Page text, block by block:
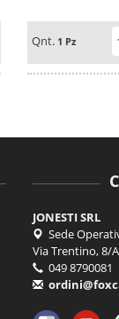
Qnt. 1 Pz
JONESTI SRL
Sede
Via Trentino, 8/
049 8790081